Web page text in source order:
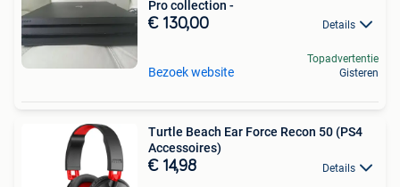
Pro collection -
€ 130,00 Details
Bezoek website
Topadvertentie
Gisteren
Turtle Beach Ear Force Recon 50 (PS4
Accessoires)
€ 14,98 Details